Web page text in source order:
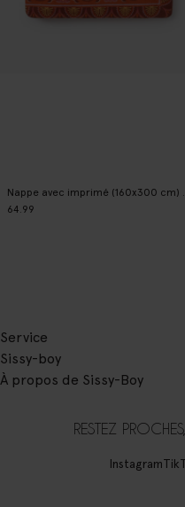
Nappe
64.99
Service
Sissy-boy
À propos de Sissy-Boy
RESTEZ
Instagram